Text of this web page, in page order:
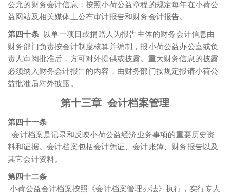
公允的财务会计信息；按照小荷公益章程的规定每年在小荷公
益网站及相关媒体上公布审计报告和财务会计报告。
第四十条以单一项目或捐赠人为报告主体的财务会计信息由
财务部门负责按会计制度核算并编制，报小荷公益办公室或负
责人审阅批准后，方可对外提供或披露。重大财务信息的披露
必须纳入财务会计报告的内容，由财务部门按规定报请小荷公
益批准后对外披露。
第十三章 会计档案管理
第四十一条
会计档案是记录和反映小荷公益经济业务事项的重要历史资
料和证据。会计档案包括会计凭证、会计账簿、财务报告以及
其它会计资料。
第四十二条
小荷公益会计档案按照《会计档案管理办法》执行，实行专人